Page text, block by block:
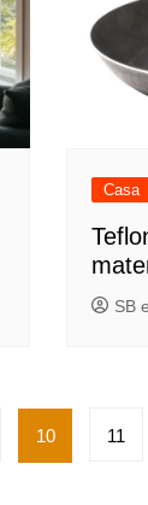
Casa
SB
10 11